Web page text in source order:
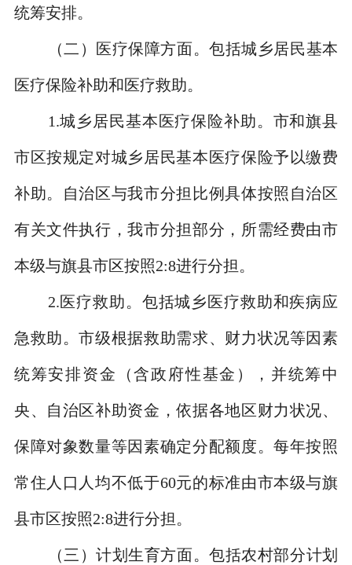
统筹安排。
（二）医疗保障方面。包括城乡居民基本
医疗保险补助和医疗救助。
1.城乡居民基本医疗保险补助。市和旗县
市区按规定对城乡居民基本医疗保险予以缴费
补助。自治区与我市分担比例具体按照自治区
有关文件执行，我市分担部分，所需经费由市
本级与旗县市区按照2:8进行分担。
2.医疗救助。包括城乡医疗救助和疾病应
急救助。市级根据救助需求、财力状况等因素
统筹安排资金（含政府性基金），并统筹中
央、自治区补助资金，依据各地区财力状况、
保障对象数量等因素确定分配额度。每年按照
常住人口人均不低于60元的标准由市本级与旗
县市区按照2:8进行分担。
（三）计划生育方面。包括农村部分计划